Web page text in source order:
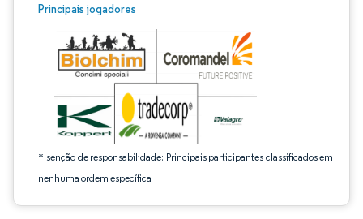
Principais jogadores
*Isenção de responsabilidade: Principais participantes classificados em
nenhuma ordem específica
Imagem © Mordor Intelligence. O reuso requer atribuição conforme CC BY 4.0.